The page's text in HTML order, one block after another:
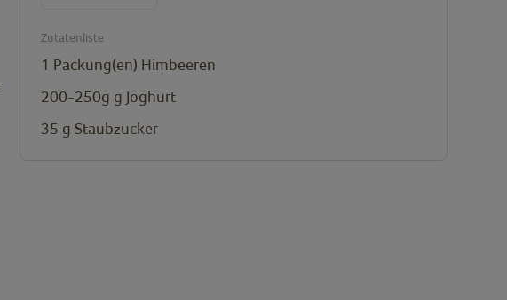
Zutatenliste
1 Packung(en) Himbeeren
200-250g g Joghurt
35 g Staubzucker